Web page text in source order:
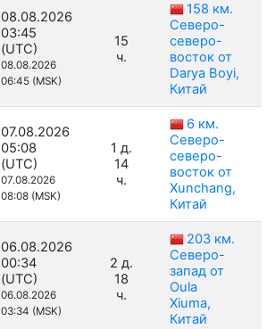
08.08.2026
03:45
(UTC)
08.08.2026
06:45 (MSK)
15
ч.
158 км.
Северо-
северо-
восток от
Darya Boyi,
Китай
07.08.2026
05:08
(UTC)
07.08.2026
08:08 (MSK)
1 д.
14
ч.
6 км.
Северо-
северо-
восток от
Xunchang,
Китай
06.08.2026
00:34
(UTC)
06.08.2026
03:34 (MSK)
2 д.
18
ч.
203 км.
Северо-
запад от
Oula
Xiuma,
Китай